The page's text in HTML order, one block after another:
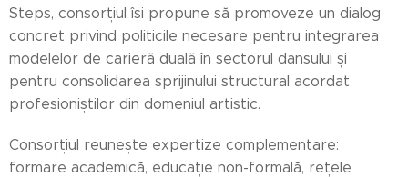
Steps, consorțiul își propune să promoveze un dialog
concret privind politicile necesare pentru integrarea
modelelor de carieră duală în sectorul dansului și
pentru consolidarea sprijinului structural acordat
profesioniștilor din domeniul artistic.
Consorțiul reunește expertize complementare:
formare academică, educație non-formală, rețele